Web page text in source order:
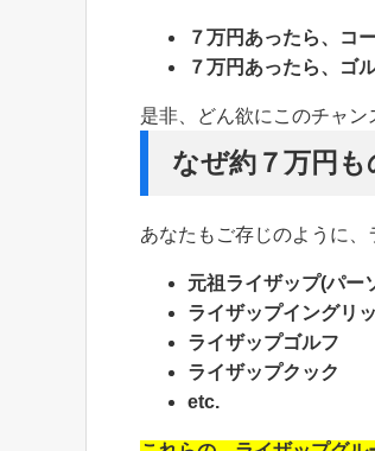
７万円あったら、コ
７万円あったら、ゴ
是非、どん欲にこのチャン
なぜ約７万円
あなたもご存じのように、
元祖ライザップ(パー
ライザップイングリ
ライザップゴルフ
ライザップクック
etc.